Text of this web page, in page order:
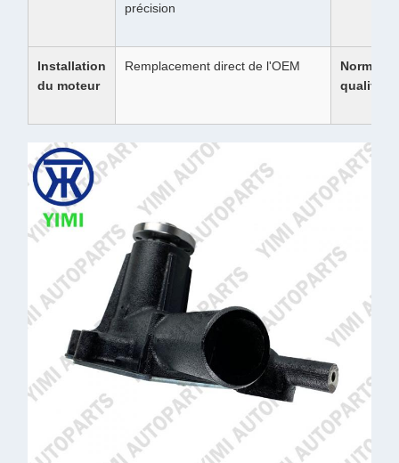
précision
Installation
du moteur
Remplacement direct de l'OEM
Norme de
qualité: